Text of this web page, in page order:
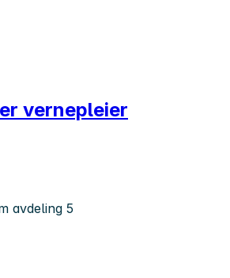
vernepleier
avdeling 5